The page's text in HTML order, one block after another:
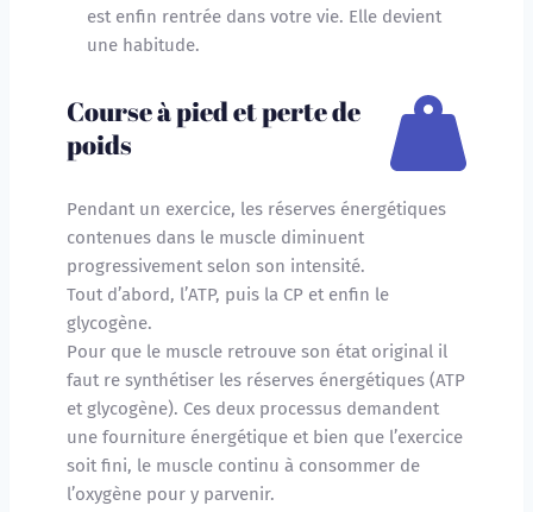
est enfin rentrée dans votre vie. Elle devient
une habitude.
Course à pied et perte de
poids
Pendant un exercice, les réserves énergétiques
contenues dans le muscle diminuent
progressivement selon son intensité.
Tout d’abord, l’ATP, puis la CP et enfin le
glycogène.
Pour que le muscle retrouve son état original il
faut re synthétiser les réserves énergétiques (ATP
et glycogène). Ces deux processus demandent
une fourniture énergétique et bien que l’exercice
soit fini, le muscle continu à consommer de
l’oxygène pour y parvenir.